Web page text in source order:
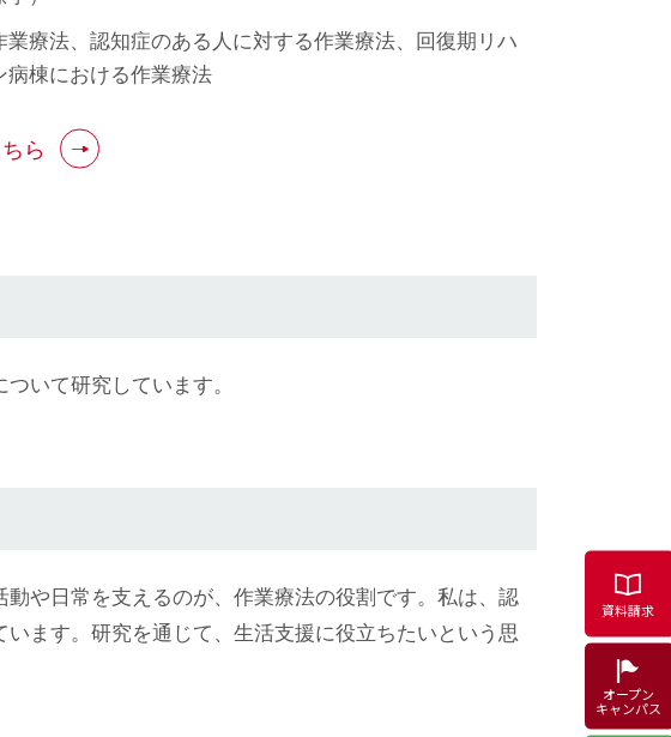
業療法、認知症のある人に対する作業療法、回復期リハ
病棟における作業療法
ら
いて研究しています。
や日常を支えるのが、作業療法の役割です。私は、認
ます。研究を通じて、生活支援に役立ちたいという思
資料請求
オープン
キャンパス